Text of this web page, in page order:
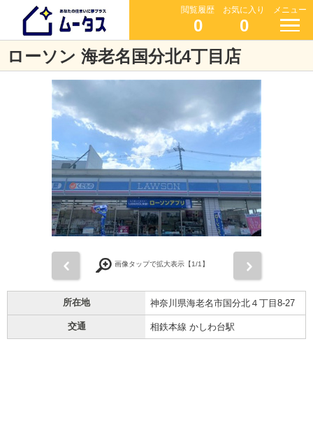
閲覧履歴
0
お気に入り
0
メニュー
ローソン 海老名国分北4丁目店
画像タップで拡大表示【1/1】
所在地 神奈川県海老名市国分北４丁目8-27
交通 相鉄本線 かしわ台駅